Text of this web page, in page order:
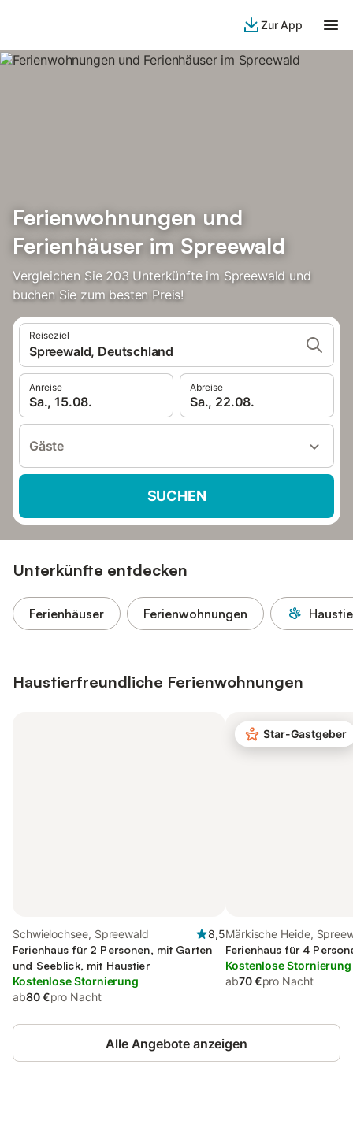
Zur App
Ferienwohnungen und
Ferienhäuser im Spreewald
Vergleichen Sie 203 Unterkünfte im Spreewald und
buchen Sie zum besten Preis!
Reiseziel
Spreewald, Deutschland
Anreise
Sa., 15.08.
Abreise
Sa., 22.08.
Gäste
SUCHEN
Unterkünfte entdecken
Ferienhäuser Ferienwohnungen
Haustierfreundliche Ferienwohnungen
Schwielochsee, Spreewald
8,5
Ferienhaus für 2 Personen, mit Garten
und Seeblick, mit Haustier
Kostenlose Stornierung
ab80 €pro Nacht
Star-Gastgeber
Märkische Heide,
Ferienhaus für 4
Kostenlose Stornierung
ab70 €pro Nacht
Alle Angebote anzeigen